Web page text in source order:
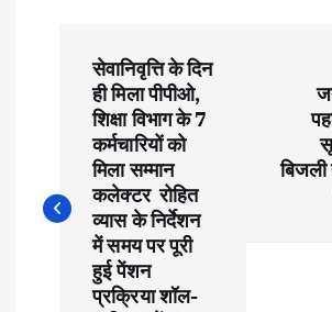
t
सेवानिवृत्ति के दिन
ही मिला पीपीओ,
शिक्षा विभाग के 7
कर्मचारियों को
मिला सम्मान
कलेक्टर रोहित
व्यास के निर्देशन
में समय पर पूरी
हुई पेंशन
प्रक्रिया शॉल-
बिजली